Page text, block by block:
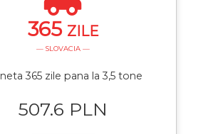
365 ZILE
— SLOVACIA —
365 zile pana la 3,5 tone
507.6 PLN